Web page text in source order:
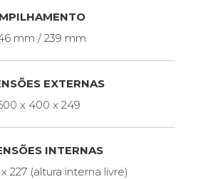
mm / 239 mm
EXTERNAS
x 400 x 249
INTERNAS
227 (altura interna livre)